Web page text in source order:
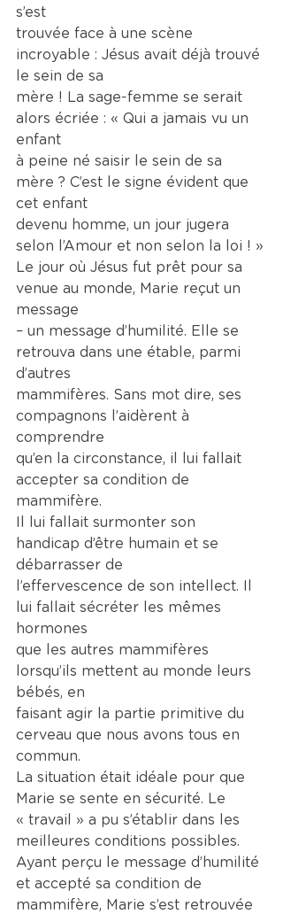
s’est
trouvée face à une scène
incroyable : Jésus avait déjà trouvé
le sein de sa
mère ! La sage-femme se serait
alors écriée : « Qui a jamais vu un
enfant
à peine né saisir le sein de sa
mère ? C’est le signe évident que
cet enfant
devenu homme, un jour jugera
selon l’Amour et non selon la loi ! »
Le jour où Jésus fut prêt pour sa
venue au monde, Marie reçut un
message
– un message d’humilité. Elle se
retrouva dans une étable, parmi
d’autres
mammifères. Sans mot dire, ses
compagnons l’aidèrent à
comprendre
qu’en la circonstance, il lui fallait
accepter sa condition de
mammifère.
Il lui fallait surmonter son
handicap d’être humain et se
débarrasser de
l’effervescence de son intellect. Il
lui fallait sécréter les mêmes
hormones
que les autres mammifères
lorsqu’ils mettent au monde leurs
bébés, en
faisant agir la partie primitive du
cerveau que nous avons tous en
commun.
La situation était idéale pour que
Marie se sente en sécurité. Le
« travail » a pu s’établir dans les
meilleures conditions possibles.
Ayant perçu le message d’humilité
et accepté sa condition de
mammifère, Marie s’est retrouvée